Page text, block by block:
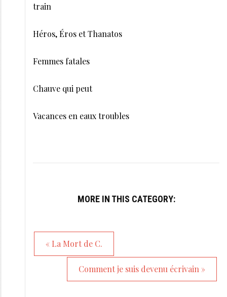
train
Héros, Éros et Thanatos
Femmes fatales
Chauve qui peut
Vacances en eaux troubles
MORE IN THIS CATEGORY:
« La Mort de C.
Comment je suis devenu écrivain »